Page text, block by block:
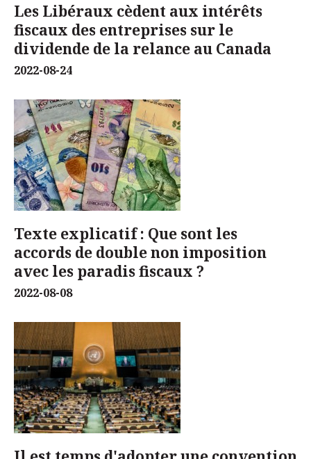
Les Libéraux cèdent aux intérêts
fiscaux des entreprises sur le
dividende de la relance au Canada
2022-08-24
Texte explicatif : Que sont les
accords de double non imposition
avec les paradis fiscaux ?
2022-08-08